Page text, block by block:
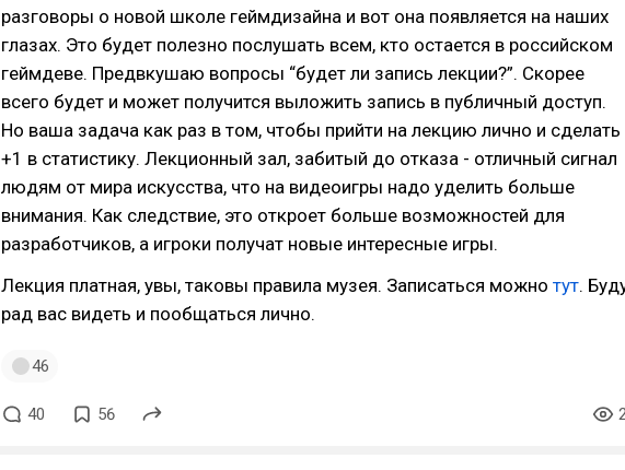
разговоры о новой школе геймдизайна и вот она появляется на наших
глазах. Это будет полезно послушать всем, кто остается в российском
геймдеве. Предвкушаю вопросы “будет ли запись лекции?”. Скорее
всего будет и может получится выложить запись в публичный доступ.
Но ваша задача как раз в том, чтобы прийти на лекцию лично и сделать
+1 в статистику. Лекционный зал, забитый до отказа - отличный сигнал
людям от мира искусства, что на видеоигры надо уделить больше
внимания. Как следствие, это откроет больше возможностей для
разработчиков, а игроки получат новые интересные игры.
Лекция платная, увы, таковы правила музея. Записаться можно тут.
рад вас видеть и пообщаться лично.
46
40 56